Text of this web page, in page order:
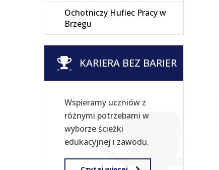
Ochotniczy Hufiec Pracy w
Brzegu
KARIERA BEZ BARIER
Wspieramy uczniów z
różnymi potrzebami w
wyborze ścieżki
edukacyjnej i zawodu.